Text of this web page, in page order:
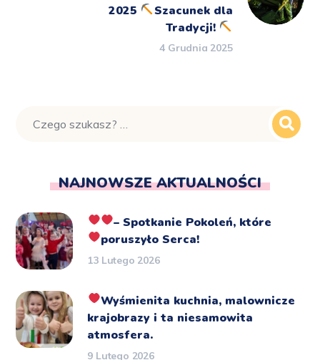
2025
Szacunek dla
Tradycji!
4 Grudnia 2025
NAJNOWSZE AKTUALNOŚCI
– Spotkanie Pokoleń, które
poruszyło Serca!
13 Lutego 2026
Wyśmienita kuchnia, malownicze
krajobrazy i ta niesamowita
atmosfera.
9 Lutego 2026